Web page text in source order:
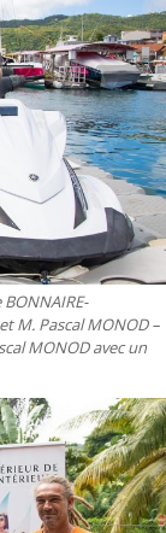
M. Pascal MONOD –
MONOD avec un